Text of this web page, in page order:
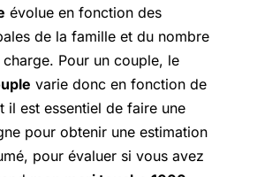
évolue en fonction des
de la famille et du nombre
Pour un couple, le
varie donc en fonction de
il est essentiel de faire une
pour obtenir une estimation
pour évaluer si vous avez